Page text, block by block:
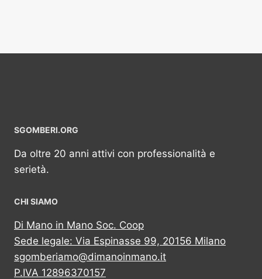
SGOMBERI.ORG
Da oltre 20 anni attivi con professionalità e
serietà.
CHI SIAMO
Di Mano in Mano Soc. Coop
Sede legale: Via Espinasse 99, 20156 Milano
sgomberiamo@dimanoinmano.it
P.IVA 12896370157